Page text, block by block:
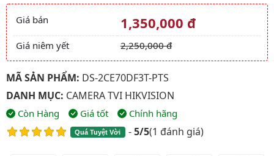
Giá và khuyến mãi
Giá bán 1,350,000 đ
Giá niêm yết 2,250,000 đ
MÃ SẢN PHẨM: DS-2CE70DF3T-PTS
DANH MỤC: CAMERA TVI HIKVISION
Còn Hàng Giá tốt Chính hãng
Quá Tuyệt Vời -5/5(1 đánh giá)